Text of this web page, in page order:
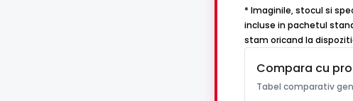
* Imaginile, stocul si
incluse in pachetul
stam oricand la
Compara cu
Tabel comparativ